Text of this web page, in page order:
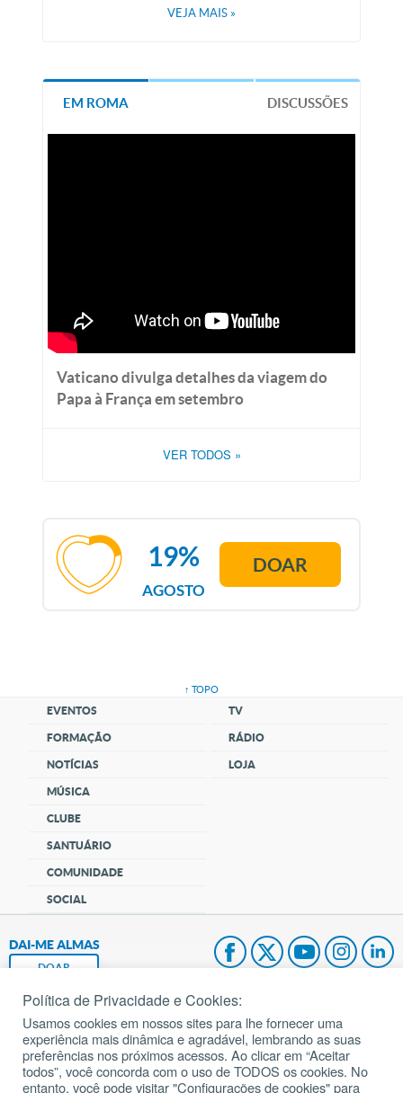
VEJA MAIS »
EM ROMA DISCUSSÕES
Vaticano divulga detalhes da viagem do
Papa à França em setembro
VER TODOS »
AGOSTO
19% DOAR
↑ TOPO
EVENTOS
FORMAÇÃO
NOTÍCIAS
MÚSICA
CLUBE
SANTUÁRIO
COMUNIDADE
SOCIAL
TV
RÁDIO
LOJA
DAI-ME ALMAS
DOAR
Fundação João Paulo II
Pedido de Oração
Mapa do site
Política de Privacidade e Cookies:
Usamos cookies em nossos sites para lhe fornecer uma
experiência mais dinâmica e agradável, lembrando as suas
preferências nos próximos acessos. Ao clicar em “Aceitar
todos”, você concorda com o uso de TODOS os cookies. No
entanto, você pode visitar "Configurações de cookies" para